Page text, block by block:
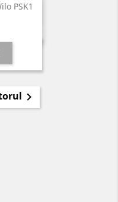
PSK1
